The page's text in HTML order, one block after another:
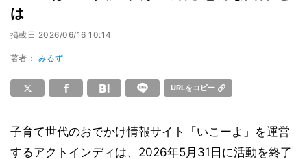
は
掲載日 2026/06/16 10:14
著者： みるず
URLをコピー
子育て世代のおでかけ情報サイト「いこーよ」を運営
するアクトインディは、2026年5月31日に活動を終了